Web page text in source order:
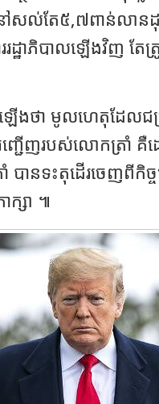
ល់តែ​៥,៧ពាន់លានដុល្
រដ្ឋាភិបាលឡើងវិញ តែ
ើងថា មូលហេតុដែល
ញ្ជើញរបស់លោកត្រាំ
បានទះតុដើរចេញពីកិច្
ក្សា ៕